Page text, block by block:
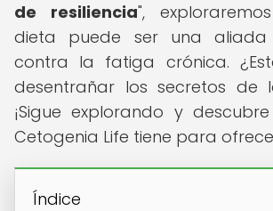
de resiliencia",
dieta puede ser una
contra la fatiga crónica.
desentrañar los secretos de
¡Sigue explorando y
Cetogenia Life tiene para
Índice